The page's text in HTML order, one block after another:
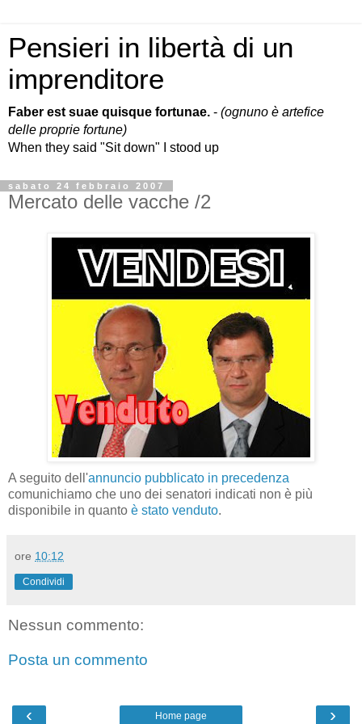
Pensieri in libertà di un
imprenditore
Faber est suae quisque fortunae. - (ognuno è artefice
delle proprie fortune)
When they said "Sit down" I stood up
sabato 24 febbraio 2007
Mercato delle vacche /2
A seguito dell'annuncio pubblicato in precedenza
comunichiamo che uno dei senatori indicati non è più
disponibile in quanto è stato venduto.
ore 10:12
Condividi
Nessun commento:
Posta un commento
‹ ›
Home page